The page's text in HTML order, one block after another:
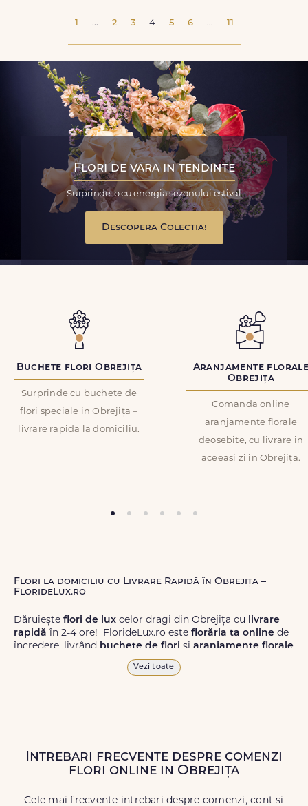
1 ... 2 3 4 5 6 ... 11
Flori de vara in tendinte
Surprinde-o cu energia sezonului estival
Descopera Colectia!
Buchete flori Obrejița
Surprinde cu buchete de
flori speciale in Obrejița –
livrare rapida la domiciliu.
Aranjamente
Obrejița
Comanda online
aranjamente florale
deosebite, cu livrare in
aceeasi zi in Obrejița.
Flori la domiciliu cu Livrare Rapidă în Obrejița –
FlorideLux.ro
Dăruiește flori de lux celor dragi din Obrejița cu livrare
rapidă în 2-4 ore! FlorideLux.ro este florăria ta online de
încredere, livrând buchete de flori și aranjamente florale
de calitate superioară în Obrejița și în toată România.
Livrăm buchete de florichiar și în weekend, pentru ca tu
să poți adresa un gest frumos atunci când ai nevoie.
Vezi toate
Intrebari frecvente despre comenzi
flori online in Obrejița
Cele mai frecvente intrebari despre comenzi, cont si